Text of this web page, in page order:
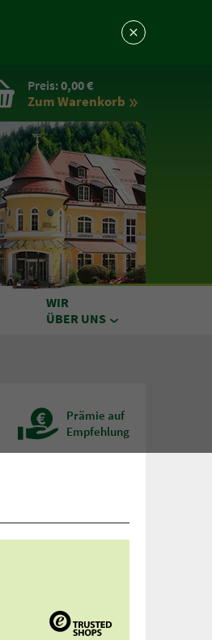
Preis:0,00 €
Zum Warenkorb
WIR
ÜBER UNS
Prämie auf
Empfehlung